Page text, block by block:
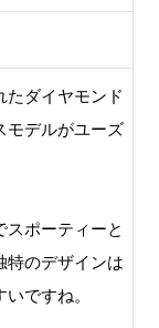
たダイヤモンド
モデルがユーズ
スポーティーと
特のデザインは
ですね。